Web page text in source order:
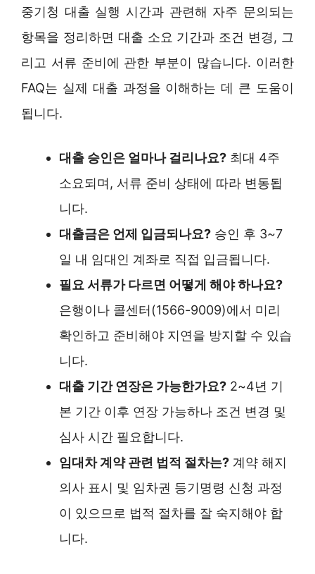
중기청 대출 실행 시간과 관련해 자주 문의되는
항목을 정리하면 대출 소요 기간과 조건 변경, 그
리고 서류 준비에 관한 부분이 많습니다. 이러한
FAQ는 실제 대출 과정을 이해하는 데 큰 도움이
됩니다.
대출 승인은 얼마나 걸리나요? 최대 4주
소요되며, 서류 준비 상태에 따라 변동됩
니다.
대출금은 언제 입금되나요? 승인 후 3~7
일 내 임대인 계좌로 직접 입금됩니다.
필요 서류가 다르면 어떻게 해야 하나요?
은행이나 콜센터(1566-9009)에서 미리
확인하고 준비해야 지연을 방지할 수 있습
니다.
대출 기간 연장은 가능한가요? 2~4년 기
본 기간 이후 연장 가능하나 조건 변경 및
심사 시간 필요합니다.
임대차 계약 관련 법적 절차는? 계약 해지
의사 표시 및 임차권 등기명령 신청 과정
이 있으므로 법적 절차를 잘 숙지해야 합
니다.